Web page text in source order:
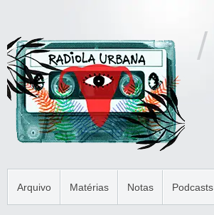
Arquivo Matérias Notas Podcasts